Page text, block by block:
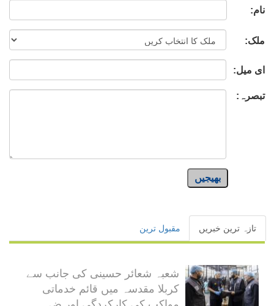
نام:
ملک:
ای میل:
تبصرہ:
بھیجیں
تازہ ترین خبریں مقبول ترین
شعبہ شعائر حسینی کی جانب سے
کربلا مقدسہ میں قائم خدماتی
مواکب کی کارکردگی اور ض...